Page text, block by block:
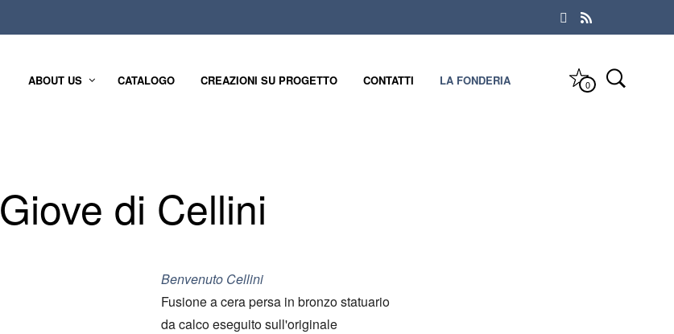
ABOUT US CATALOGO CREAZIONI SU PROGETTO CONTATTI LA FONDERIA 0
Giove di Cellini
Benvenuto Cellini
Fusione a cera persa in bronzo statuario
da calco eseguito sull'originale